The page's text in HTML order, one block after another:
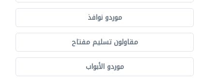
موردو نوافذ
مقاولون تسليم مفتاح
موردو الأبواب